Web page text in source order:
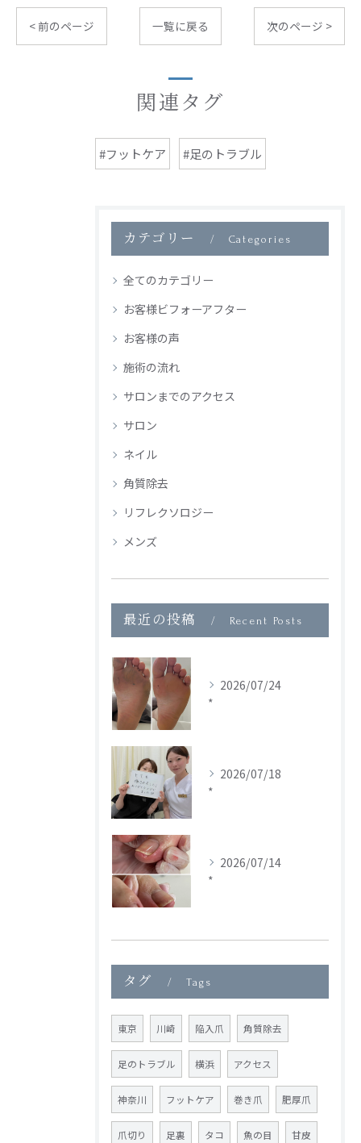
< 前のページ 一覧に戻る 次のページ >
関連タグ
#フットケア #足のトラブル
カテゴリー Categories
全てのカテゴリー
お客様ビフォーアフター
お客様の声
施術の流れ
サロンまでのアクセス
サロン
ネイル
角質除去
リフレクソロジー
メンズ
最近の投稿 Recent Posts
2026/07/24
*
2026/07/18
*
2026/07/14
*
タグ Tags
東京 川崎 陥入爪 角質除去
足のトラブル 横浜 アクセス
神奈川 フットケア 巻き爪 肥厚爪
爪切り 足裏 タコ 魚の目 甘皮